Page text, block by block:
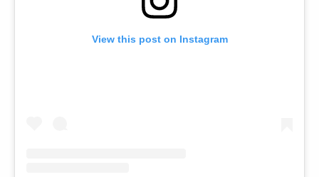
View this post on Instagram